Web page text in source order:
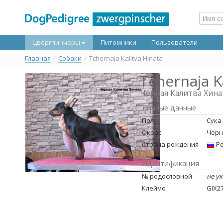
Цвергпинчеры Питомники
Пользователи
Главная / Собаки / Tchernaja Kalitva Hinata
Tchernaja
Черная Калитва
Личные данные
Пол
Сука
Окрас
Страна рождения
Идентификация
№ родословной
не
Клеймо